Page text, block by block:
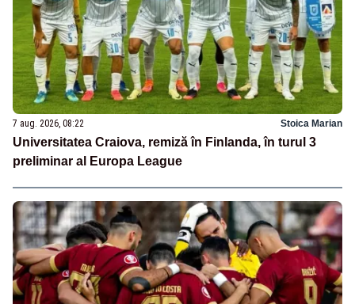
7 aug. 2026, 08:22 Stoica Marian
Universitatea Craiova, remiză în Finlanda, în turul 3
preliminar al Europa League